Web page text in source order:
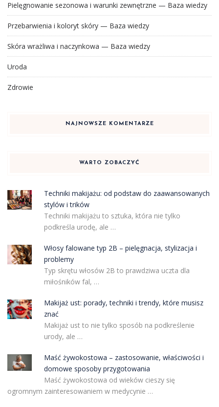
Pielęgnowanie sezonowa i warunki zewnętrzne — Baza wiedzy
Przebarwienia i koloryt skóry — Baza wiedzy
Skóra wrażliwa i naczynkowa — Baza wiedzy
Uroda
Zdrowie
NAJNOWSZE KOMENTARZE
WARTO ZOBACZYĆ
Techniki makijażu: od podstaw do zaawansowanych
stylów i trików
Techniki makijażu to sztuka, która nie tylko
podkreśla urodę, ale …
Włosy falowane typ 2B – pielęgnacja, stylizacja i
problemy
Typ skrętu włosów 2B to prawdziwa uczta dla
miłośników fal, …
Makijaż ust: porady, techniki i trendy, które musisz
znać
Makijaż ust to nie tylko sposób na podkreślenie
urody, ale …
Maść żywokostowa – zastosowanie, właściwości i
domowe sposoby przygotowania
Maść żywokostowa od wieków cieszy się
ogromnym zainteresowaniem w medycynie …